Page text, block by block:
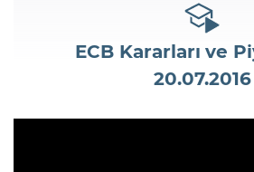
ECB Kararları ve
20.07.2016